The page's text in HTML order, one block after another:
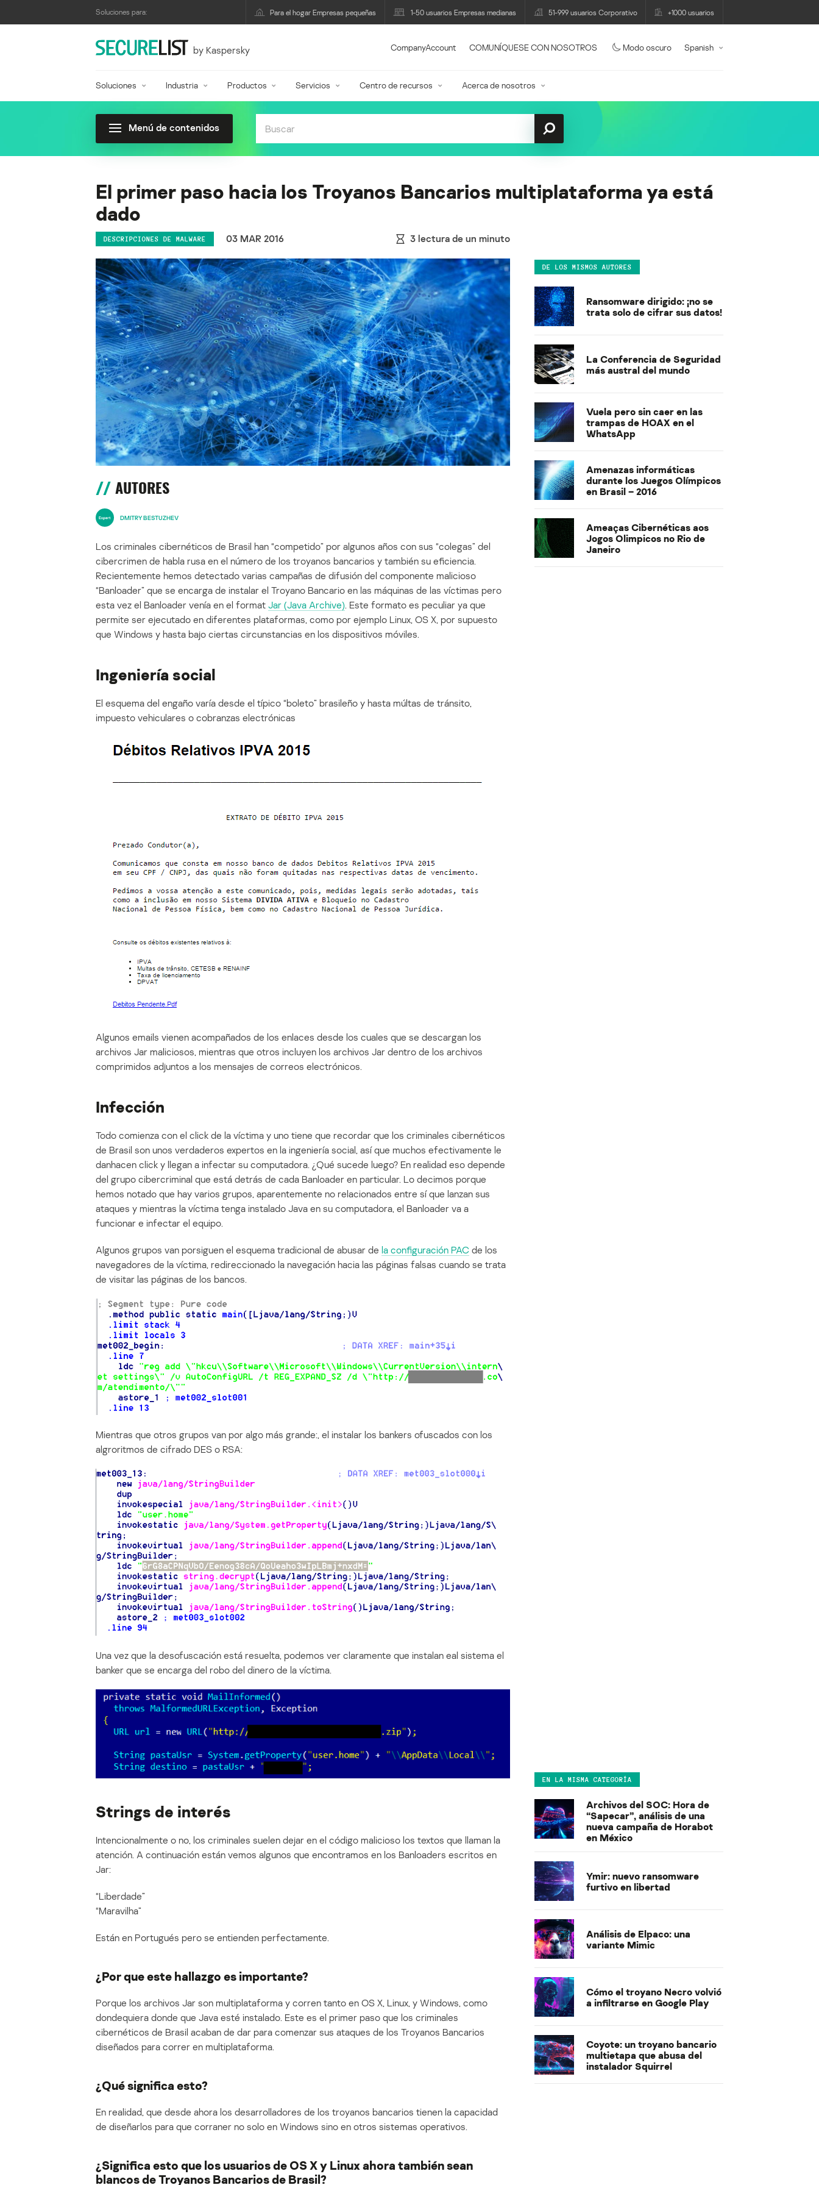
Soluciones para: Para el hogar Empresas pequeñas 1-50 usuarios Empresas medianas 51-999 usuarios Corporativo +1000 usuarios
by Kaspersky CompanyAccount COMUNÍQUESE CON NOSOTROS Modo oscuro Spanish
Soluciones Industria Productos Servicios Centro de recursos Acerca de nosotros
Menú de contenidos
El primer paso hacia los Troyanos Bancarios multiplataforma ya está
dado
DESCRIPCIONES DE MALWARE 03 MAR 2016 3 lectura de un minuto
AUTORES
DMITRY BESTUZHEV
Los criminales cibernéticos de Brasil han “competido” por algunos años con sus “colegas” del
cibercrimen de habla rusa en el número de los troyanos bancarios y también su eficiencia.
Recientemente hemos detectado varias campañas de difusión del componente malicioso
“Banloader” que se encarga de instalar el Troyano Bancario en las máquinas de las víctimas pero
esta vez el Banloader venía en el format Jar (Java Archive). Este formato es peculiar ya que
permite ser ejecutado en diferentes plataformas, como por ejemplo Linux, OS X, por supuesto
que Windows y hasta bajo ciertas circunstancias en los dispositivos móviles.
Ingeniería social
El esquema del engaño varía desde el típico “boleto” brasileño y hasta múltas de tránsito,
impuesto vehiculares o cobranzas electrónicas
Algunos emails vienen acompañados de los enlaces desde los cuales que se descargan los
archivos Jar maliciosos, mientras que otros incluyen los archivos Jar dentro de los archivos
comprimidos adjuntos a los mensajes de correos electrónicos.
Infección
Todo comienza con el click de la víctima y uno tiene que recordar que los criminales cibernéticos
de Brasil son unos verdaderos expertos en la ingeniería social, así que muchos efectivamente le
danhacen click y llegan a infectar su computadora. ¿Qué sucede luego? En realidad eso depende
del grupo cibercriminal que está detrás de cada Banloader en particular. Lo decimos porque
hemos notado que hay varios grupos, aparentemente no relacionados entre sí que lanzan sus
ataques y mientras la víctima tenga instalado Java en su computadora, el Banloader va a
funcionar e infectar el equipo.
Algunos grupos van porsiguen el esquema tradicional de abusar de la configuración PAC de los
navegadores de la víctima, redireccionado la navegación hacia las páginas falsas cuando se trata
de visitar las páginas de los bancos.
Mientras que otros grupos van por algo más grande:, el instalar los bankers ofuscados con los
algroritmos de cifrado DES o RSA:
Una vez que la desofuscación está resuelta, podemos ver claramente que instalan eal sistema el
banker que se encarga del robo del dinero de la víctima.
Strings de interés
Intencionalmente o no, los criminales suelen dejar en el código malicioso los textos que llaman la
atención. A continuación están vemos algunos que encontramos en los Banloaders escritos en
Jar:
“Liberdade”
“Maravilha”
Están en Portugués pero se entienden perfectamente.
¿Por que este hallazgo es importante?
Porque los archivos Jar son multiplataforma y corren tanto en OS X, Linux, y Windows, como
dondequiera donde que Java esté instalado. Este es el primer paso que los criminales
cibernéticos de Brasil acaban de dar para comenzar sus ataques de los Troyanos Bancarios
diseñados para correr en multiplataforma.
¿Qué significa esto?
En realidad, que desde ahora los desarrolladores de los troyanos bancarios tienen la capacidad
de diseñarlos para que corraner no solo en Windows sino en otros sistemas operativos.
¿Significa esto que los usuarios de OS X y Linux ahora también sean
blancos de Troyanos Bancarios de Brasil?
DE LOS MISMOS AUTORES
Ransomware dirigido: ¡no se
trata solo de cifrar sus datos!
La Conferencia de Seguridad
más austral del mundo
Vuela pero sin caer en las
trampas de HOAX en el
WhatsApp
Amenazas informáticas
durante los Juegos Olímpicos
en Brasil – 2016
Ameaças Cibernéticas aos
Jogos Olimpicos no Rio de
Janeiro
EN LA MISMA CATEGORÍA
Archivos del SOC: Hora de
“Sapecar”, análisis de una
nueva campaña de Horabot
en México
Ymir: nuevo ransomware
furtivo en libertad
Análisis de Elpaco: una
variante Mimic
Cómo el troyano Necro volvió
a infiltrarse en Google Play
Coyote: un troyano bancario
multietapa que abusa del
instalador Squirrel